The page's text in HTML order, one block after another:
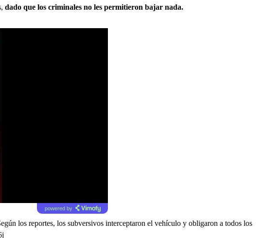
dado que los criminales no les permitieron bajar nada.
powered by
los reportes, los subversivos interceptaron el vehículo y obligaron a todos los